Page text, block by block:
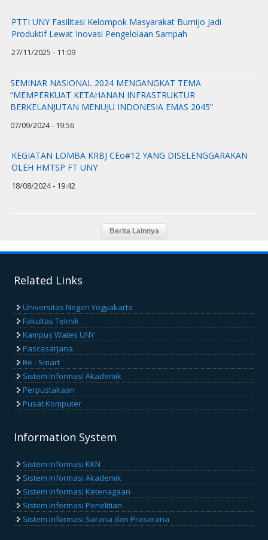
PTTI UNY Fasilitasi Kelompok Masyarakat Bumijo Jadi
Produktif Lewat Inovasi Pengelolaan Sampah
27/11/2025 - 11:09
SEMINAR NASIONAL 2024 MENGANGKAT TEMA
“MEMPERKUAT KETAHANAN INFRASTRUKTUR
BERKELANJUTAN MENUJU INDONESIA EMAS 2045”
07/09/2024 - 19:56
KEGIATAN LOMBA KRBJ CEo#12 YANG DISELENGGARAKAN
OLEH HMTSP FT UNY
18/08/2024 - 19:42
Related Links
Universitas Negeri Yogyakarta
Fakultas Teknik
Kampus Wates UNY
Pascasarjana
Be - Smart
Sistem Informasi Akademik
Perpustakaan
Pusat Komputer
Information System
Sistem Informasi KKN
Sistem Informasi Akademik
Sistem Informasi Ketenagaan
Sistem Informasi Penelitian
Sistem Informasi Sarana dan Prasarana